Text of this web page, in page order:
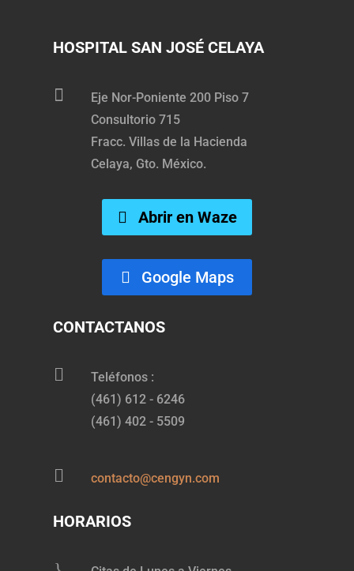
HOSPITAL SAN JOSÉ CELAYA

Eje Nor-Poniente 200 Piso 7
Consultorio 715
Fracc. Villas de la Hacienda
Celaya, Gto. México.
Abrir en Waze
Google Maps
CONTACTANOS

Teléfonos :
(461) 612 - 6246
(461) 402 - 5509
 contacto@cengyn.com
HORARIOS